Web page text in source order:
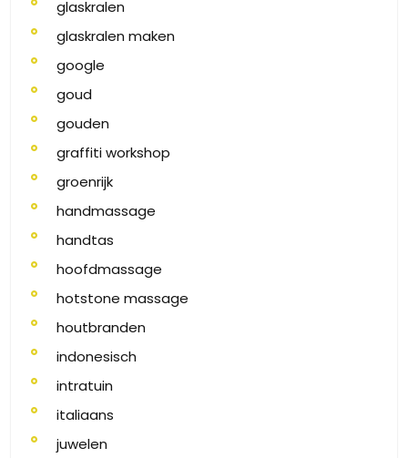
glaskralen
glaskralen maken
google
goud
gouden
graffiti workshop
groenrijk
handmassage
handtas
hoofdmassage
hotstone massage
houtbranden
indonesisch
intratuin
italiaans
juwelen